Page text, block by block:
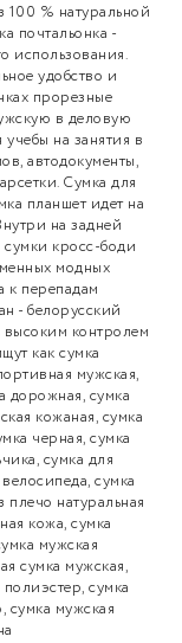
% натуральной
почтальонка -
использования.
удобство и
прорезные
в деловую
на занятия в
автодокументы,
Сумка для
планшет идет на
на задней
кросс-боди
модных
к перепадам
- белорусский
высоким контролем
как сумка
мужская,
дорожная, сумка
кожаная, сумка
черная, сумка
сумка для
сумка
натуральная
кожа, сумка
мужская
сумка мужская,
сумка
сумка мужская